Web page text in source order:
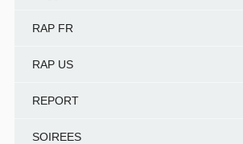
RAP FR
RAP US
REPORT
SOIREES